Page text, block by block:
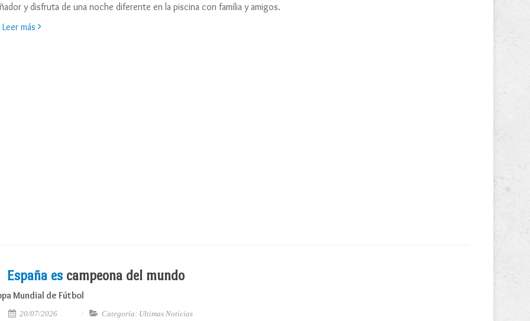
y disfruta de una noche diferente en la piscina con familia y amigos.
Leer más
España es campeona del mundo
Mundial de Fútbol
20/07/2026 Categoría: Ultimas Noticias